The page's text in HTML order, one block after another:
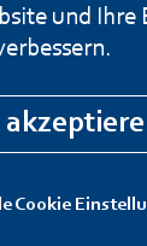
und Ihre
akzeptiere
Cookie